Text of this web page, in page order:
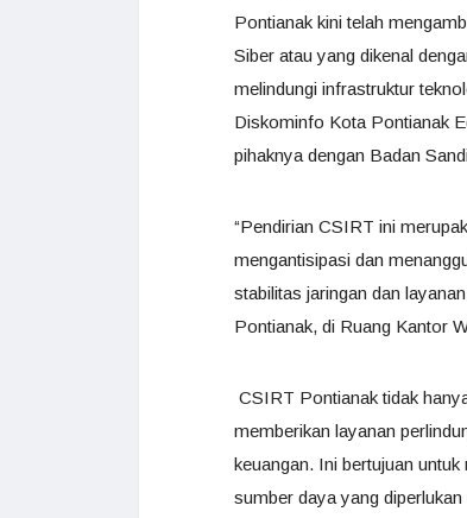
Pontianak kini telah
Siber atau yang dikenal
melindungi infrastruktur
Diskominfo Kota Pontianak
pihaknya dengan Badan
“Pendirian CSIRT ini
mengantisipasi dan
stabilitas jaringan dan
Pontianak, di Ruang Kantor
CSIRT Pontianak tidak
memberikan layanan
keuangan. Ini bertujuan
sumber daya yang